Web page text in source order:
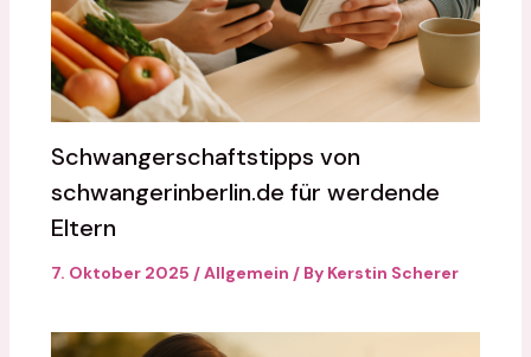
Schwangerschaftstipps von
schwangerinberlin.de für werdende
Eltern
7. Oktober 2025 /Allgemein / By Kerstin Scherer